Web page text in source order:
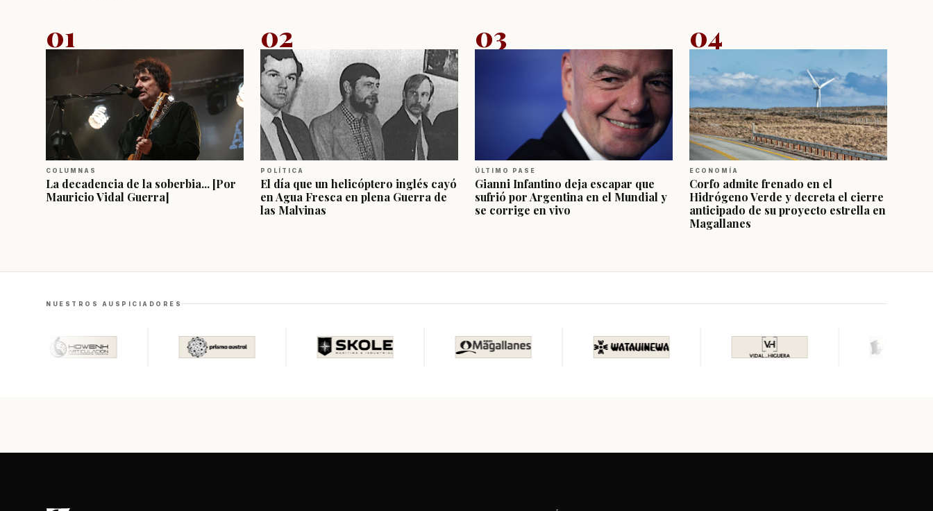
01
COLUMNAS
La decadencia de la soberbia... [Por
Mauricio Vidal Guerra]
02
POLÍTICA
El día que un helicóptero inglés cayó
en Agua Fresca en plena Guerra de
las Malvinas
03
ÚLTIMO PASE
Gianni Infantino deja escapar que
sufrió por Argentina en el Mundial y
se corrige en vivo
04
ECONOMÍA
Corfo admite frenado en el
Hidrógeno Verde y decreta el cierre
anticipado de su proyecto estrella en
Magallanes
NUESTROS AUSPICIADORES